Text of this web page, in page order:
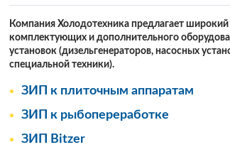
Компания Холодотехника предлагает широкий
комплектующих и дополнительного
установок (дизельгенераторов, насосных
специальной техники).
ЗИП к плиточным аппаратам
ЗИП к рыбопереработке
ЗИП Bitzer